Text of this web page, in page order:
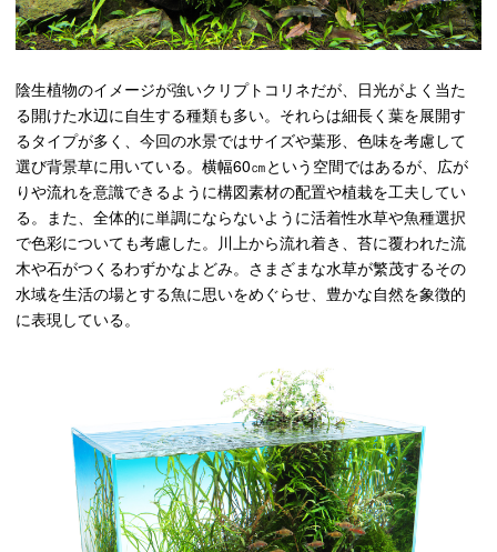
陰生植物のイメージが強いクリプトコリネだが、日光がよく当た
る開けた水辺に自生する種類も多い。それらは細長く葉を展開す
るタイプが多く、今回の水景ではサイズや葉形、色味を考慮して
選び背景草に用いている。横幅60㎝という空間ではあるが、広が
りや流れを意識できるように構図素材の配置や植栽を工夫してい
る。また、全体的に単調にならないように活着性水草や魚種選択
で色彩についても考慮した。川上から流れ着き、苔に覆われた流
木や石がつくるわずかなよどみ。さまざまな水草が繁茂するその
水域を生活の場とする魚に思いをめぐらせ、豊かな自然を象徴的
に表現している。